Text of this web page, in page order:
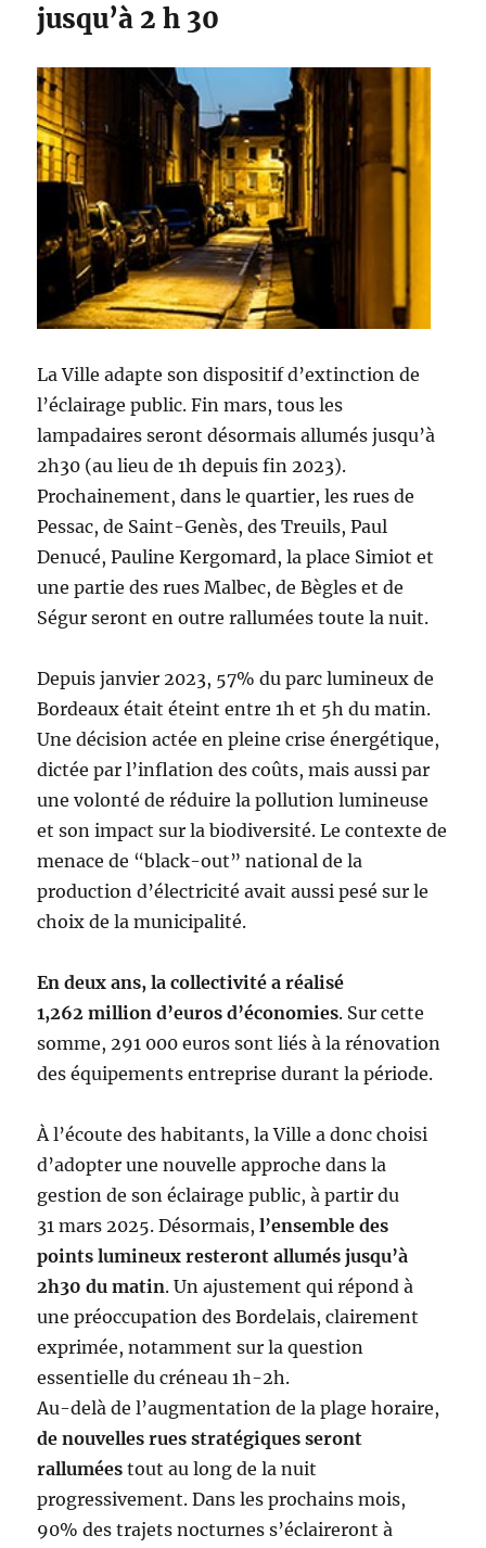
jusqu’à 2 h 30
La Ville adapte son dispositif d’extinction de
l’éclairage public. Fin mars, tous les
lampadaires seront désormais allumés jusqu’à
2h30 (au lieu de 1h depuis fin 2023).
Prochainement, dans le quartier, les rues de
Pessac, de Saint-Genès, des Treuils, Paul
Denucé, Pauline Kergomard, la place Simiot et
une partie des rues Malbec, de Bègles et de
Ségur seront en outre rallumées toute la nuit.
Depuis janvier 2023, 57% du parc lumineux de
Bordeaux était éteint entre 1h et 5h du matin.
Une décision actée en pleine crise énergétique,
dictée par l’inflation des coûts, mais aussi par
une volonté de réduire la pollution lumineuse
et son impact sur la biodiversité. Le contexte de
menace de “black-out” national de la
production d’électricité avait aussi pesé sur le
choix de la municipalité.
En deux ans, la collectivité a réalisé
1,262 million d’euros d’économies. Sur cette
somme, 291 000 euros sont liés à la rénovation
des équipements entreprise durant la période.
À l’écoute des habitants, la Ville a donc choisi
d’adopter une nouvelle approche dans la
gestion de son éclairage public, à partir du
31 mars 2025. Désormais,l’ensemble des
points lumineux resteront allumés jusqu’à
2h30 du matin. Un ajustement qui répond à
une préoccupation des Bordelais, clairement
exprimée, notamment sur la question
essentielle du créneau 1h-2h.
Au-delà de l’augmentation de la plage horaire,
de nouvelles rues stratégiques seront
rallumées tout au long de la nuit
progressivement. Dans les prochains mois,
90% des trajets nocturnes s’éclaireront à